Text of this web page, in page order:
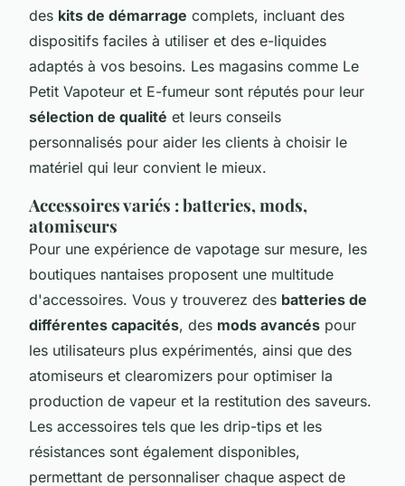
des kits de démarrage complets, incluant des
dispositifs faciles à utiliser et des e-liquides
adaptés à vos besoins. Les magasins comme Le
Petit Vapoteur et E-fumeur sont réputés pour leur
sélection de qualité et leurs conseils
personnalisés pour aider les clients à choisir le
matériel qui leur convient le mieux.
Accessoires variés : batteries, mods,
atomiseurs
Pour une expérience de vapotage sur mesure, les
boutiques nantaises proposent une multitude
d'accessoires. Vous y trouverez des batteries de
différentes capacités, des mods avancés pour
les utilisateurs plus expérimentés, ainsi que des
atomiseurs et clearomizers pour optimiser la
production de vapeur et la restitution des saveurs.
Les accessoires tels que les drip-tips et les
résistances sont également disponibles,
permettant de personnaliser chaque aspect de